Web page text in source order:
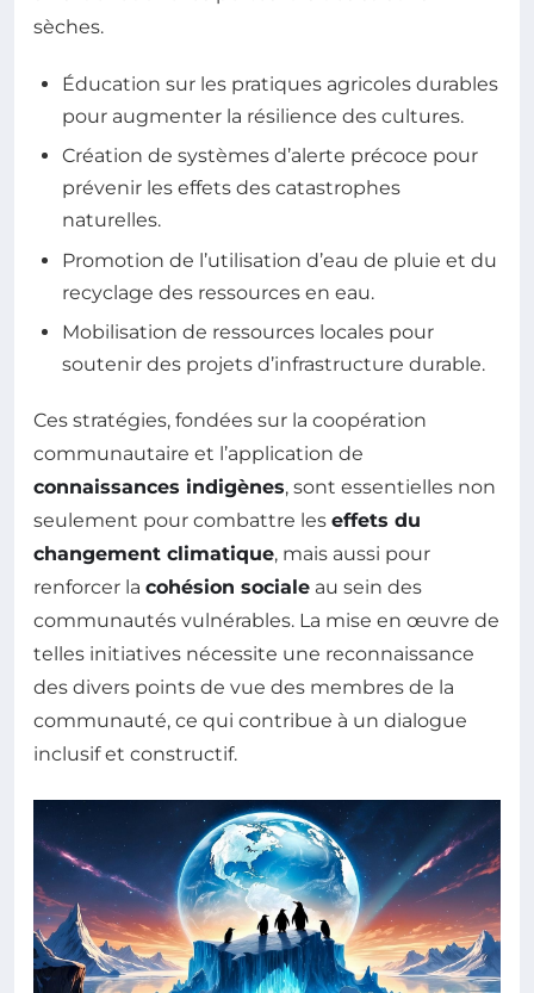
sèches.
Éducation sur les pratiques agricoles durables
pour augmenter la résilience des cultures.
Création de systèmes d’alerte précoce pour
prévenir les effets des catastrophes
naturelles.
Promotion de l’utilisation d’eau de pluie et du
recyclage des ressources en eau.
Mobilisation de ressources locales pour
soutenir des projets d’infrastructure durable.
Ces stratégies, fondées sur la coopération
communautaire et l’application de
connaissances indigènes, sont essentielles non
seulement pour combattre les effets du
changement climatique, mais aussi pour
renforcer la cohésion sociale au sein des
communautés vulnérables. La mise en œuvre de
telles initiatives nécessite une reconnaissance
des divers points de vue des membres de la
communauté, ce qui contribue à un dialogue
inclusif et constructif.